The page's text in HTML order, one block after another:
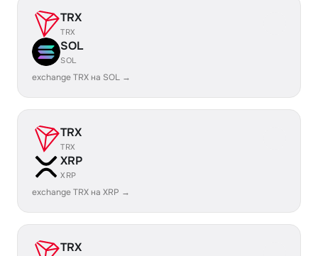
TRX
TRX
SOL
SOL
exchange TRX на SOL →
TRX
TRX
XRP
XRP
exchange TRX на XRP →
TRX